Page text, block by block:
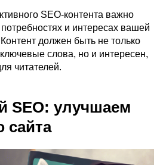
SEO-контента важно
и интересах вашей
должен быть не только
слова, но и интересен,
читателей.
SEO: улучшаем
сайта